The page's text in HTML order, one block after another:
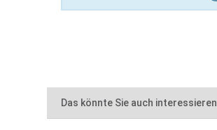
Das könnte Sie auch interessieren